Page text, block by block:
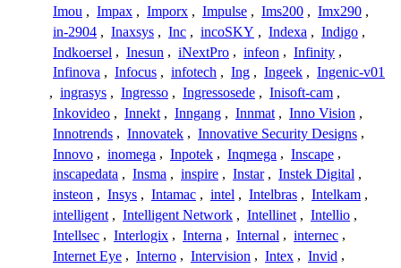
Imou , Impax , Imporx , Impulse , Ims200 , Imx290 ,
in-2904 , Inaxsys , Inc , incoSKY , Indexa , Indigo ,
Indkoersel , Inesun , iNextPro , infeon , Infinity ,
Infinova , Infocus , infotech , Ing , Ingeek , Ingenic-v01
, ingrasys , Ingresso , Ingressosede , Inisoft-cam ,
Inkovideo , Innekt , Inngang , Innmat , Inno Vision ,
Innotrends , Innovatek , Innovative Security Designs ,
Innovo , inomega , Inpotek , Inqmega , Inscape ,
inscapedata , Insma , inspire , Instar , Instek Digital ,
insteon , Insys , Intamac , intel , Intelbras , Intelkam ,
intelligent , Intelligent Network , Intellinet , Intellio ,
Intellsec , Interlogix , Interna , Internal , internec ,
Internet Eye , Interno , Intervision , Intex , Invid ,